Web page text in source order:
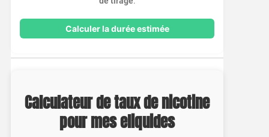
Calculer la durée estimée
Calculateur de taux de nicotine
pour mes eliquides